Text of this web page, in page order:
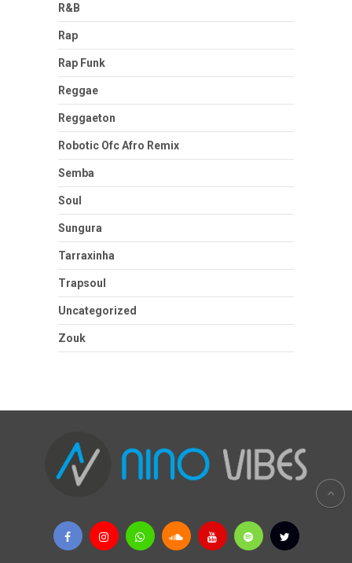
R&B
Rap
Rap Funk
Reggae
Reggaeton
Robotic Ofc Afro Remix
Semba
Soul
Sungura
Tarraxinha
Trapsoul
Uncategorized
Zouk